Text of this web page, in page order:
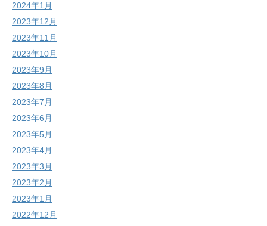
2024年1月
2023年12月
2023年11月
2023年10月
2023年9月
2023年8月
2023年7月
2023年6月
2023年5月
2023年4月
2023年3月
2023年2月
2023年1月
2022年12月